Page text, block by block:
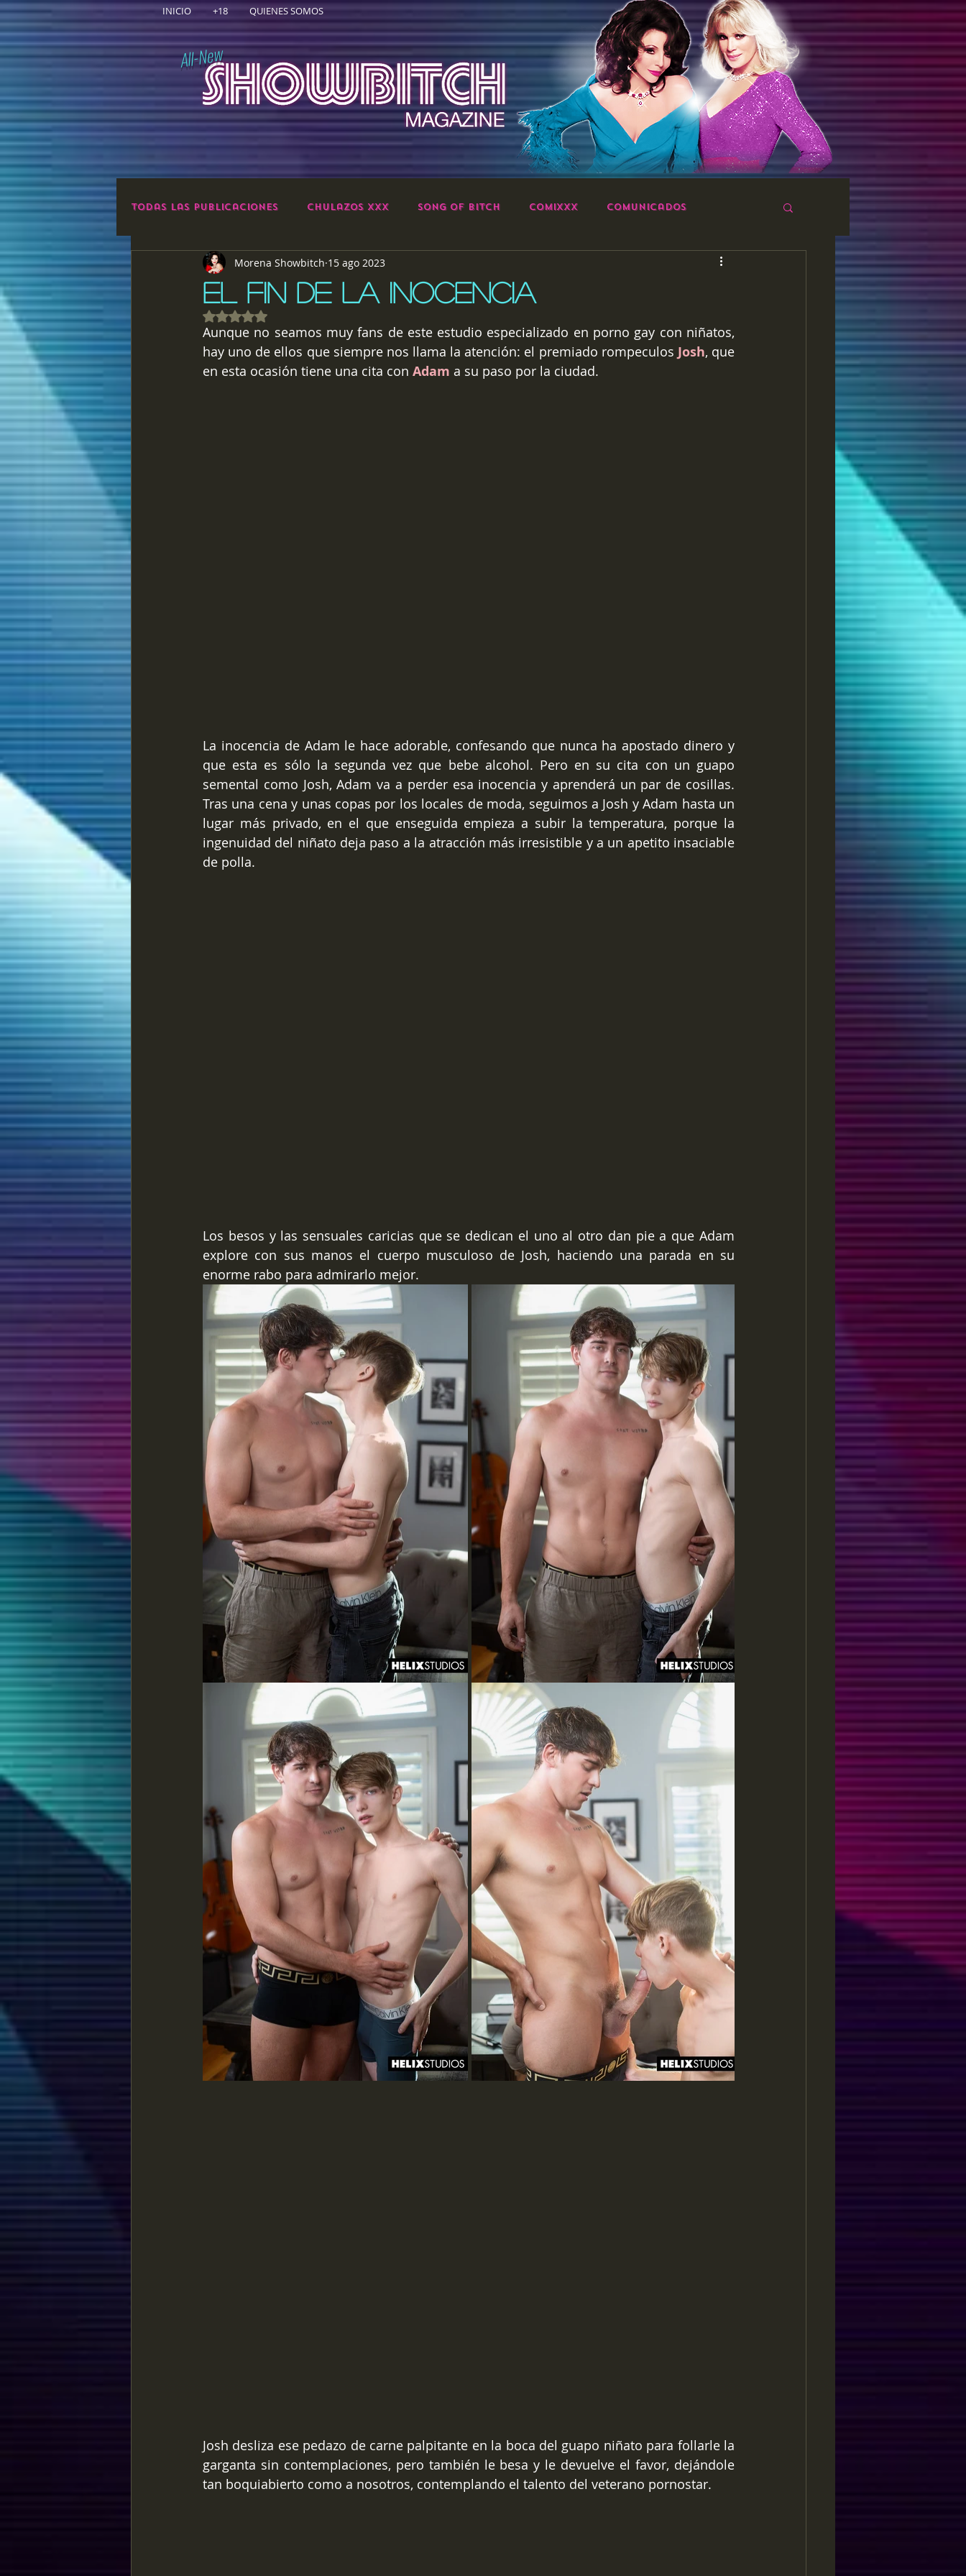
INICIO +18 QUIENES SOMOS
All-New
Todas las publicaciones Chulazos XXX Song of Bitch ComiXXX Comunicados
EL FIN DE LA INOCENCIA
Morena Showbitch 15 ago 2023
Obtuvo NaN de 5 estrellas.
Aunque no seamos muy fans de este estudio especializado en porno gay con niñatos,
hay uno de ellos que siempre nos llama la atención: el premiado rompeculos Josh, que
en esta ocasión tiene una cita con Adam a su paso por la ciudad.
La inocencia de Adam le hace adorable, confesando que nunca ha apostado dinero y
que esta es sólo la segunda vez que bebe alcohol. Pero en su cita con un guapo
semental como Josh, Adam va a perder esa inocencia y aprenderá un par de cosillas.
Tras una cena y unas copas por los locales de moda, seguimos a Josh y Adam hasta un
lugar más privado, en el que enseguida empieza a subir la temperatura, porque la
ingenuidad del niñato deja paso a la atracción más irresistible y a un apetito insaciable
de polla.
Los besos y las sensuales caricias que se dedican el uno al otro dan pie a que Adam
explore con sus manos el cuerpo musculoso de Josh, haciendo una parada en su
enorme rabo para admirarlo mejor.
Josh desliza ese pedazo de carne palpitante en la boca del guapo niñato para follarle la
garganta sin contemplaciones, pero también le besa y le devuelve el favor, dejándole
tan boquiabierto como a nosotros, contemplando el talento del veterano pornostar.